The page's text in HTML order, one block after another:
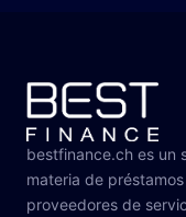
bestfinance.ch es un
materia de
proveedores de